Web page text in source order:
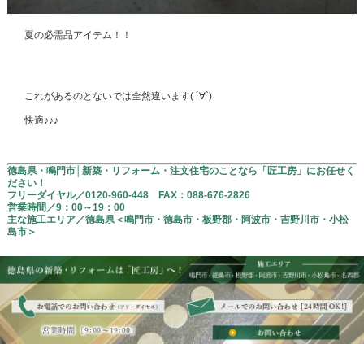
夏の必需品アイテム！！
これがあるのとないでは全然違います( ´∀`)
快適♪♪♪
徳島県・鳴門市│新築・リフォーム・注文住宅のことなら「匠工房」にお任せく
ださい！
フリーダイヤル／0120-960-448 FAX： 088-676-2826
営業時間／9：00～19：00
主な施工エリア／徳島県＜鳴門市・徳島市・板野郡・阿波市・吉野川市・小松
島市＞